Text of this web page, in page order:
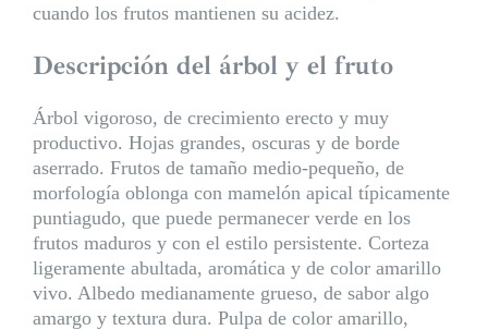
cuando los frutos mantienen su acidez.
Descripción del árbol y el fruto
Árbol vigoroso, de crecimiento erecto y muy
productivo. Hojas grandes, oscuras y de borde
aserrado. Frutos de tamaño medio-pequeño, de
morfología oblonga con mamelón apical típicamente
puntiagudo, que puede permanecer verde en los
frutos maduros y con el estilo persistente. Corteza
ligeramente abultada, aromática y de color amarillo
vivo. Albedo medianamente grueso, de sabor algo
amargo y textura dura. Pulpa de color amarillo,